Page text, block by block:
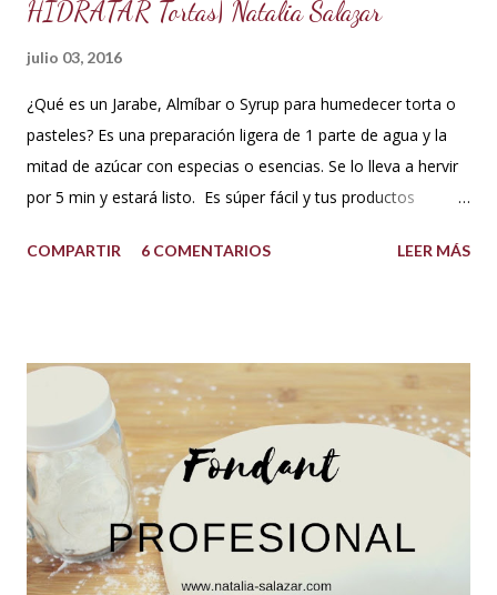
HIDRATAR Tortas| Natalia Salazar
julio 03, 2016
¿Qué es un Jarabe, Almíbar o Syrup para humedecer torta o
pasteles? Es una preparación ligera de 1 parte de agua y la
mitad de azúcar con especias o esencias. Se lo lleva a hervir
por 5 min y estará listo. Es súper fácil y tus productos
USOS: Siempre que hacemos una torta cubierta
porque el producto estaba muy seco al salir del horno o
porque la receta era básica como suelen ser los bizcochuelos
de batido liviano como el Genovés, Angel cake, etc. Así tus
tortas y pasteles te quedarán húmedos y mucho más
sabrosos. Los jarabes pueden ser de diferentes sabores, de
acuerdo a los ingredientes que usemos. Aquí te comparto
una...
COMPARTIR 6 COMENTARIOS LEER MÁS